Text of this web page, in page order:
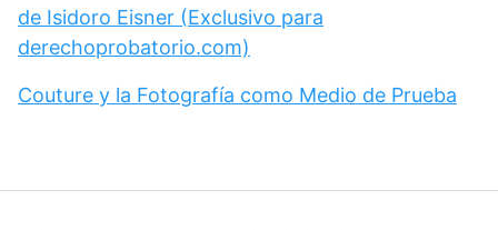
de Isidoro Eisner (Exclusivo para
derechoprobatorio.com)
Couture y la Fotografía como Medio de Prueba